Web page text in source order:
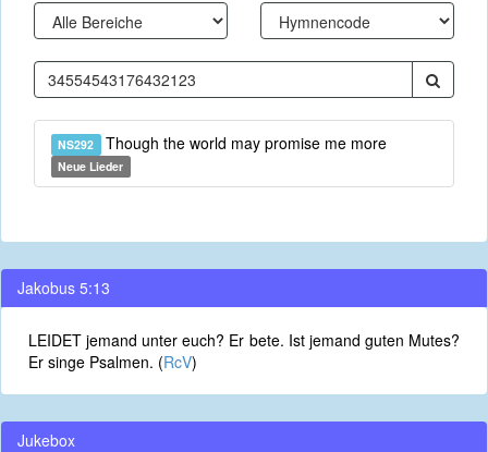
NS292 Though the world may promise me more
Neue Lieder
Jakobus 5:13
LEIDET jemand unter euch? Er bete. Ist jemand guten Mutes?
Er singe Psalmen. (RcV)
Jukebox